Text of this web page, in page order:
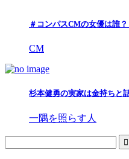
＃コンパスCMの女優は誰
CM
杉本健勇の実家は金持ちと
一隅を照らす人